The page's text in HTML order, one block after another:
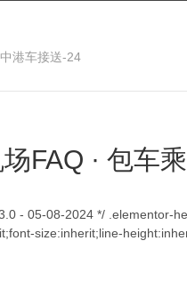
港车接送-24
FAQ · 包车
- 05-08-2024 */ .elementor-
size:inherit;line-